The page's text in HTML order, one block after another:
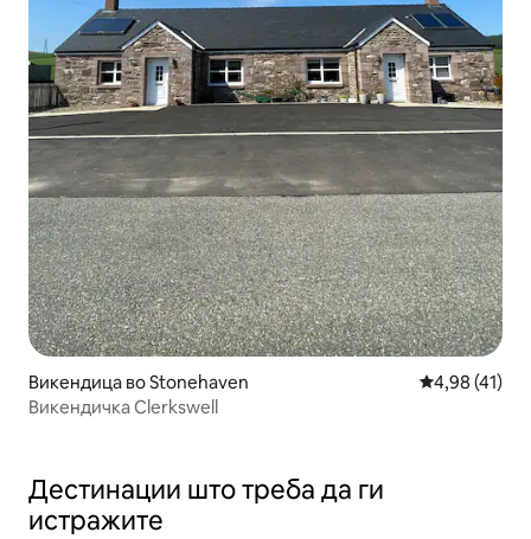
Викендица во Stonehaven Просечна
4,98 (41)
Викендичка Clerkswell
Дестинации што треба да ги
истражите